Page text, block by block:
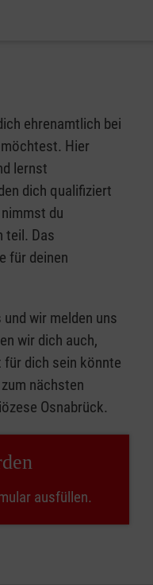
ehrenamtlich bei
Hier
lernst
dich qualifiziert
du
teil. Das
für deinen
wir melden uns
wir dich auch,
dich sein könnte
nächsten
Osnabrück.
ausfüllen.